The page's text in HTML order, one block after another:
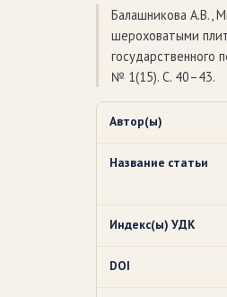
Балашникова А.В.,
шероховатыми
государственного
№ 1(15). С. 40–43.
Автор(ы)
Название статьи
Индекс(ы) УДК
DOI